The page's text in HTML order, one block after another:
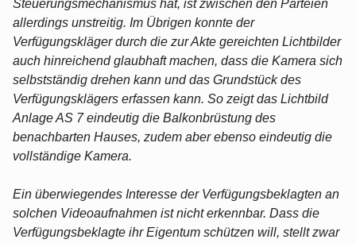
Steuerungsmechanismus hat, ist zwischen den Parteien
allerdings unstreitig. Im Übrigen konnte der
Verfügungskläger durch die zur Akte gereichten Lichtbilder
auch hinreichend glaubhaft machen, dass die Kamera sich
selbstständig drehen kann und das Grundstück des
Verfügungsklägers erfassen kann. So zeigt das Lichtbild
Anlage AS 7 eindeutig die Balkonbrüstung des
benachbarten Hauses, zudem aber ebenso eindeutig die
vollständige Kamera.
Ein überwiegendes Interesse der Verfügungsbeklagten an
solchen Videoaufnahmen ist nicht erkennbar. Dass die
Verfügungsbeklagte ihr Eigentum schützen will, stellt zwar